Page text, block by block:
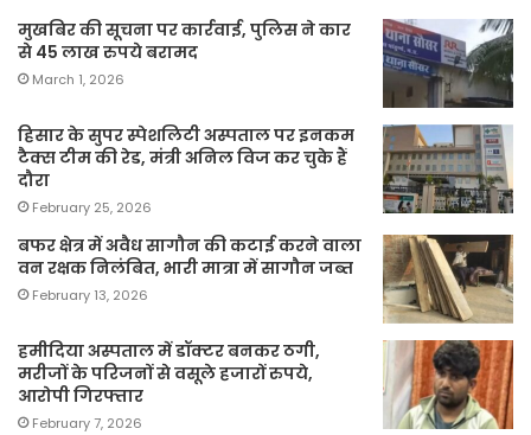
मुखबिर की सूचना पर कार्रवाई, पुलिस ने कार
से 45 लाख रुपये बरामद
March 1, 2026
हिसार के सुपर स्पेशलिटी अस्पताल पर इनकम
टैक्स टीम की रेड, मंत्री अनिल विज कर चुके हैं
दौरा
February 25, 2026
बफर क्षेत्र में अवैध सागौन की कटाई करने वाला
वन रक्षक निलंबित, भारी मात्रा में सागौन जब्त
February 13, 2026
हमीदिया अस्पताल में डॉक्टर बनकर ठगी,
मरीजों के परिजनों से वसूले हजारों रुपये,
आरोपी गिरफ्तार
February 7, 2026